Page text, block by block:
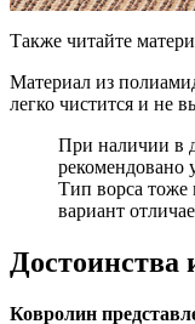
Также читайте
Материал из
легко чистится и не
При наличии в
рекомендовано
Тип ворса тоже
вариант
Достоинства
Ковролин